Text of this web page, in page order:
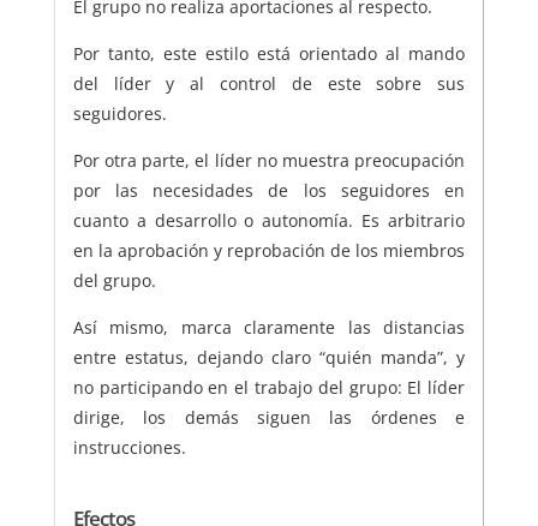
El grupo no realiza aportaciones al respecto.
Por tanto, este estilo está orientado al mando
del líder y al control de este sobre sus
seguidores.
Por otra parte, el líder no muestra preocupación
por las necesidades de los seguidores en
cuanto a desarrollo o autonomía. Es arbitrario
en la aprobación y reprobación de los miembros
del grupo.
Así mismo, marca claramente las distancias
entre estatus, dejando claro “quién manda”, y
no participando en el trabajo del grupo: El líder
dirige, los demás siguen las órdenes e
instrucciones.
Efectos